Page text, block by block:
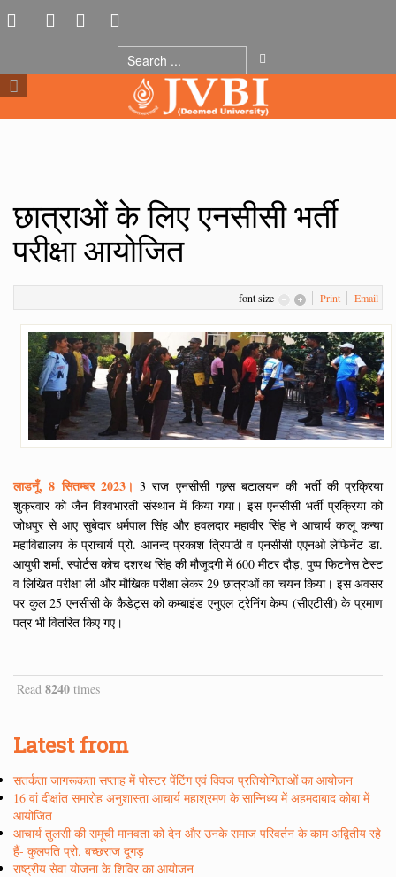
छात्राओं के लिए एनसीसी भर्ती
परीक्षा आयोजित
font size Print Email
लाडनूँ, 8 सितम्बर 2023। 3 राज एनसीसी गल्र्स बटालयन की भर्ती की प्रक्रिया
शुक्रवार को जैन विश्वभारती संस्थान में किया गया। इस एनसीसी भर्ती प्रक्रिया को
जोधपुर से आए सुबेदार धर्मपाल सिंह और हवलदार महावीर सिंह ने आचार्य कालू कन्या
महाविद्यालय के प्राचार्य प्रो. आनन्द प्रकाश त्रिपाठी व एनसीसी एएनओ लेफिनेंट डा.
आयुषी शर्मा, स्पोर्टस कोच दशरथ सिंह की मौजूदगी में 600 मीटर दौड़, पुष्प फिटनेस टेस्ट
व लिखित परीक्षा ली और मौखिक परीक्षा लेकर 29 छात्राओं का चयन किया। इस अवसर
पर कुल 25 एनसीसी के कैडेट्स को कम्बाइंड एनुएल ट्रेनिंग केम्प (सीएटीसी) के प्रमाण
पत्र भी वितरित किए गए।
Read 8240 times
Latest from
सतर्कता जागरूकता सप्ताह में पोस्टर पेंटिंग एवं क्विज प्रतियोगिताओं का आयोजन
16 वां दीक्षांत समारोह अनुशास्ता आचार्य महाश्रमण के सान्निध्य में अहमदाबाद कोबा में
आयोजित
आचार्य तुलसी की समूची मानवता को देन और उनके समाज परिवर्तन के काम अद्वितीय रहे
हैं- कुलपति प्रो. बच्छराज दूगड़
राष्ट्रीय सेवा योजना के शिविर का आयोजन